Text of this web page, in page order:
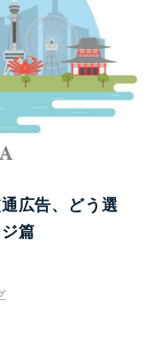
広告、どう選
篇